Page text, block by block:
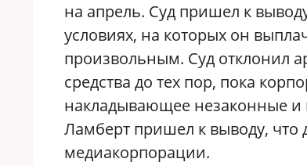
на апрель. Суд пришел к
условиях, на которых он
произвольным. Суд отклонил
средства до тех пор, пока
накладывающее незаконные и
Ламберт пришел к выводу, что
медиакорпорации.